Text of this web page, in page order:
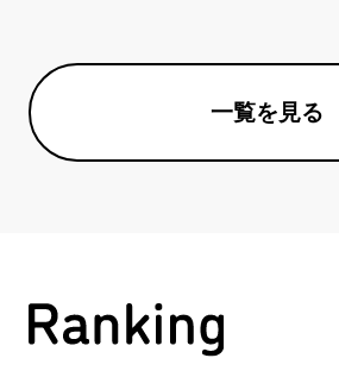
一覧を見る